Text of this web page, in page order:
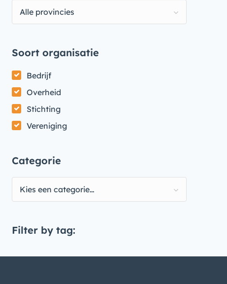
Alle provincies
Soort organisatie
Bedrijf
Overheid
Stichting
Vereniging
Categorie
Kies een categorie…
Filter by tag: